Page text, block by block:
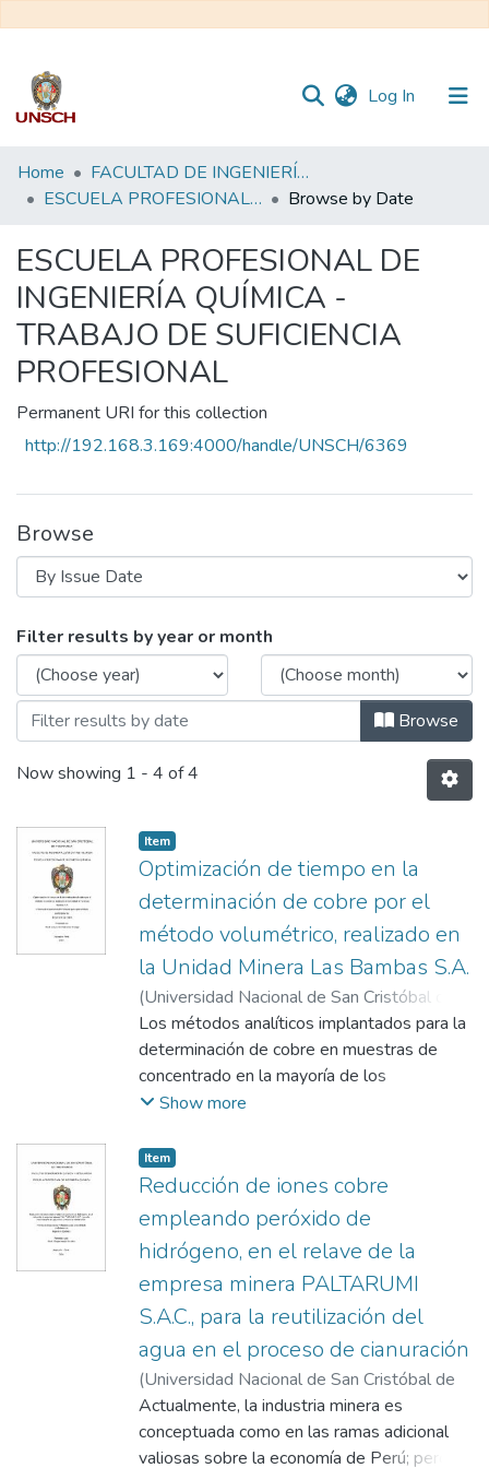
Log In (current)
Communities
&
All of DSpace
Home
FACULTAD DE INGENIERÍA QUÍMICA Y METALURGIA
ESCUELA PROFESIONAL DE INGENIERÍA QUÍMICA - TRABAJO DE SUFICIENCIA PROFESIONAL
Browse by Date
ESCUELA PROFESIONAL DE
INGENIERÍA QUÍMICA -
TRABAJO DE SUFICIENCIA
PROFESIONAL
Permanent URI for this collection
http://192.168.3.169:4000/handle/UNSCH/6369
Browse
Browsing ESCUELA PROFESIONAL DE
Filter results by year or month
Browse
Now showing 1 - 4 of 4
Item
Optimización de tiempo en la
determinación de cobre por el
método volumétrico, realizado en
la Unidad Minera Las Bambas S.A.
(Universidad Nacional de San Cristóbal de
Huamanga,2024)Gutierrez Arango,
Alejandro
Los métodos analíticos implantados para la
determinación de cobre en muestras de
concentrado en la mayoría de los
laboratorios vinculados a la metalurgia, usan
consecutiva de ácidos para posteriormente
llevar a lectura por absorción atómica,
debido a que el método volumétrico
requiere más tiempo para su cuantificación,
en ese sentido se toma como objetivo
principal optimizar el método volumétrico en
referencia al método clásico trabajado en la
empresa Minera las Bambas S.A en la
determinación de cobre en muestras
concentradas. Se aplica un estudio
experimental con técnicas de recolección de
datos como clasificación, codificación y
Show more
Item
Reducción de iones cobre
empleando peróxido de
hidrógeno, en el relave de la
empresa minera PALTARUMI
S.A.C., para la reutilización del
agua en el proceso de cianuración
(Universidad Nacional de San Cristóbal de
Huamanga,2024)Auqui Bautista, Roque
Actualmente, la industria minera es
conceptuada como en las ramas adicional
valiosas sobre la economía de Perú; pero, a